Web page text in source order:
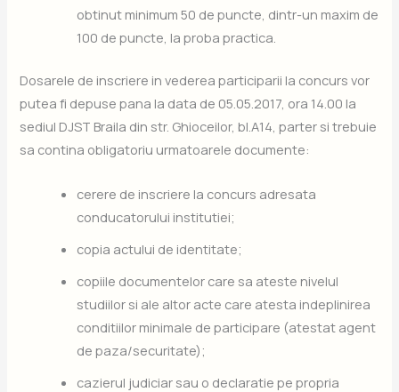
obtinut minimum 50 de puncte, dintr-un maxim de
100 de puncte, la proba practica.
Dosarele de inscriere in vederea participarii la concurs vor
putea fi depuse pana la data de 05.05.2017, ora 14.00 la
sediul DJST Braila din str. Ghioceilor, bl.A14, parter si trebuie
sa contina obligatoriu urmatoarele documente:
cerere de inscriere la concurs adresata
conducatorului institutiei;
copia actului de identitate;
copiile documentelor care sa ateste nivelul
studiilor si ale altor acte care atesta indeplinirea
conditiilor minimale de participare (atestat agent
de paza/securitate);
cazierul judiciar sau o declaratie pe propria